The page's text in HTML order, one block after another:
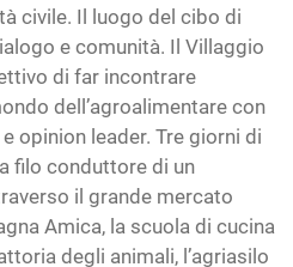
civile. Il luogo del cibo di
e comunità. Il Villaggio
di far incontrare
dell’agroalimentare con
opinion leader. Tre giorni di
filo conduttore di un
il grande mercato
Amica, la scuola di cucina
degli animali, l’agriasilo